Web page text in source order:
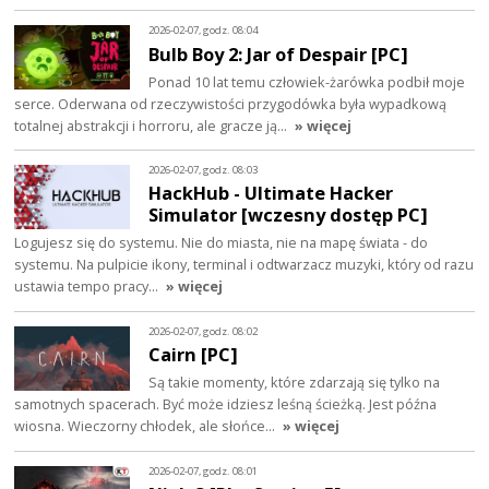
2026-02-07, godz. 08:04
Bulb Boy 2: Jar of Despair [PC]
Ponad 10 lat temu człowiek-żarówka podbił moje
serce. Oderwana od rzeczywistości przygodówka była wypadkową
totalnej abstrakcji i horroru, ale gracze ją… » więcej
2026-02-07, godz. 08:03
HackHub - Ultimate Hacker
Simulator [wczesny dostęp PC]
Logujesz się do systemu. Nie do miasta, nie na mapę świata - do
systemu. Na pulpicie ikony, terminal i odtwarzacz muzyki, który od razu
ustawia tempo pracy… » więcej
2026-02-07, godz. 08:02
Cairn [PC]
Są takie momenty, które zdarzają się tylko na
samotnych spacerach. Być może idziesz leśną ścieżką. Jest późna
wiosna. Wieczorny chłodek, ale słońce… » więcej
2026-02-07, godz. 08:01